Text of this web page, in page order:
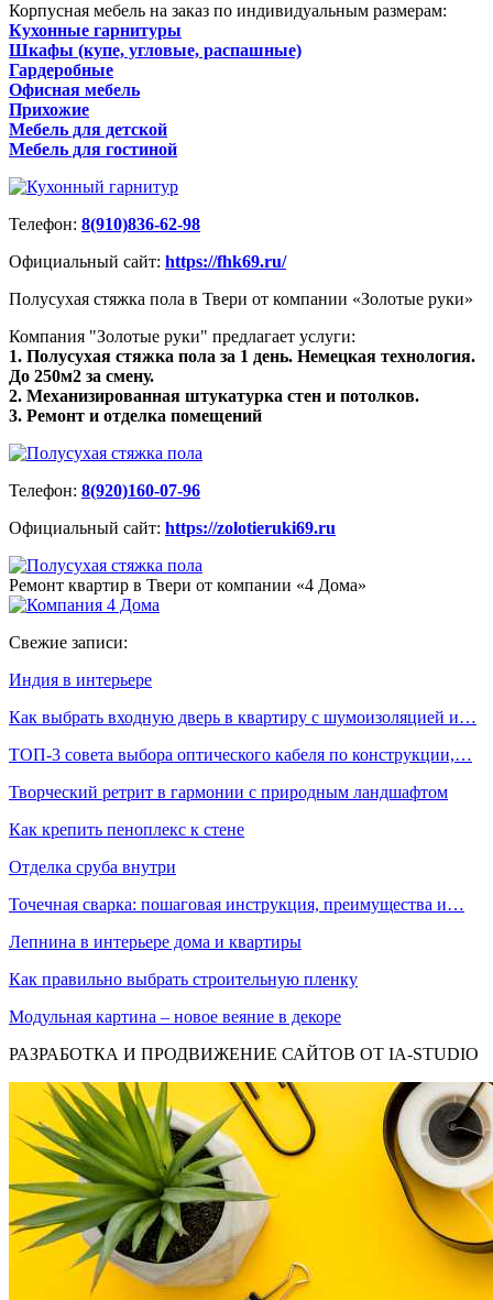
Корпусная мебель на заказ по индивидуальным размерам:
Кухонные гарнитуры
Шкафы (купе, угловые, распашные)
Гардеробные
Офисная мебель
Прихожие
Мебель для детской
Мебель для гостиной
Телефон: 8(910)836-62-98
Официальный сайт: https://fhk69.ru/
Полусухая стяжка пола в Твери от компании «Золотые руки»
Компания "Золотые руки" предлагает услуги:
1. Полусухая стяжка пола за 1 день. Немецкая технология.
До 250м2 за смену.
2. Механизированная штукатурка стен и потолков.
3. Ремонт и отделка помещений
Телефон: 8(920)160-07-96
Официальный сайт: https://zolotieruki69.ru
Ремонт квартир в Твери от компании «4 Дома»
Свежие записи:
Индия в интерьере
Как выбрать входную дверь в квартиру с шумоизоляцией и…
ТОП-3 совета выбора оптического кабеля по конструкции,…
Творческий ретрит в гармонии с природным ландшафтом
Как крепить пеноплекс к стене
Отделка сруба внутри
Точечная сварка: пошаговая инструкция, преимущества и…
Лепнина в интерьере дома и квартиры
Как правильно выбрать строительную пленку
Модульная картина – новое веяние в декоре
РАЗРАБОТКА И ПРОДВИЖЕНИЕ САЙТОВ ОТ IA-STUDIO